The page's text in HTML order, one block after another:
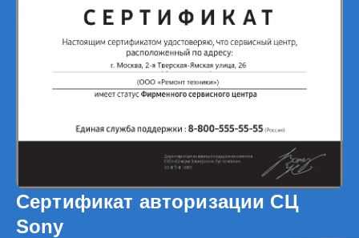
Сертификат авторизации СЦ
Sony